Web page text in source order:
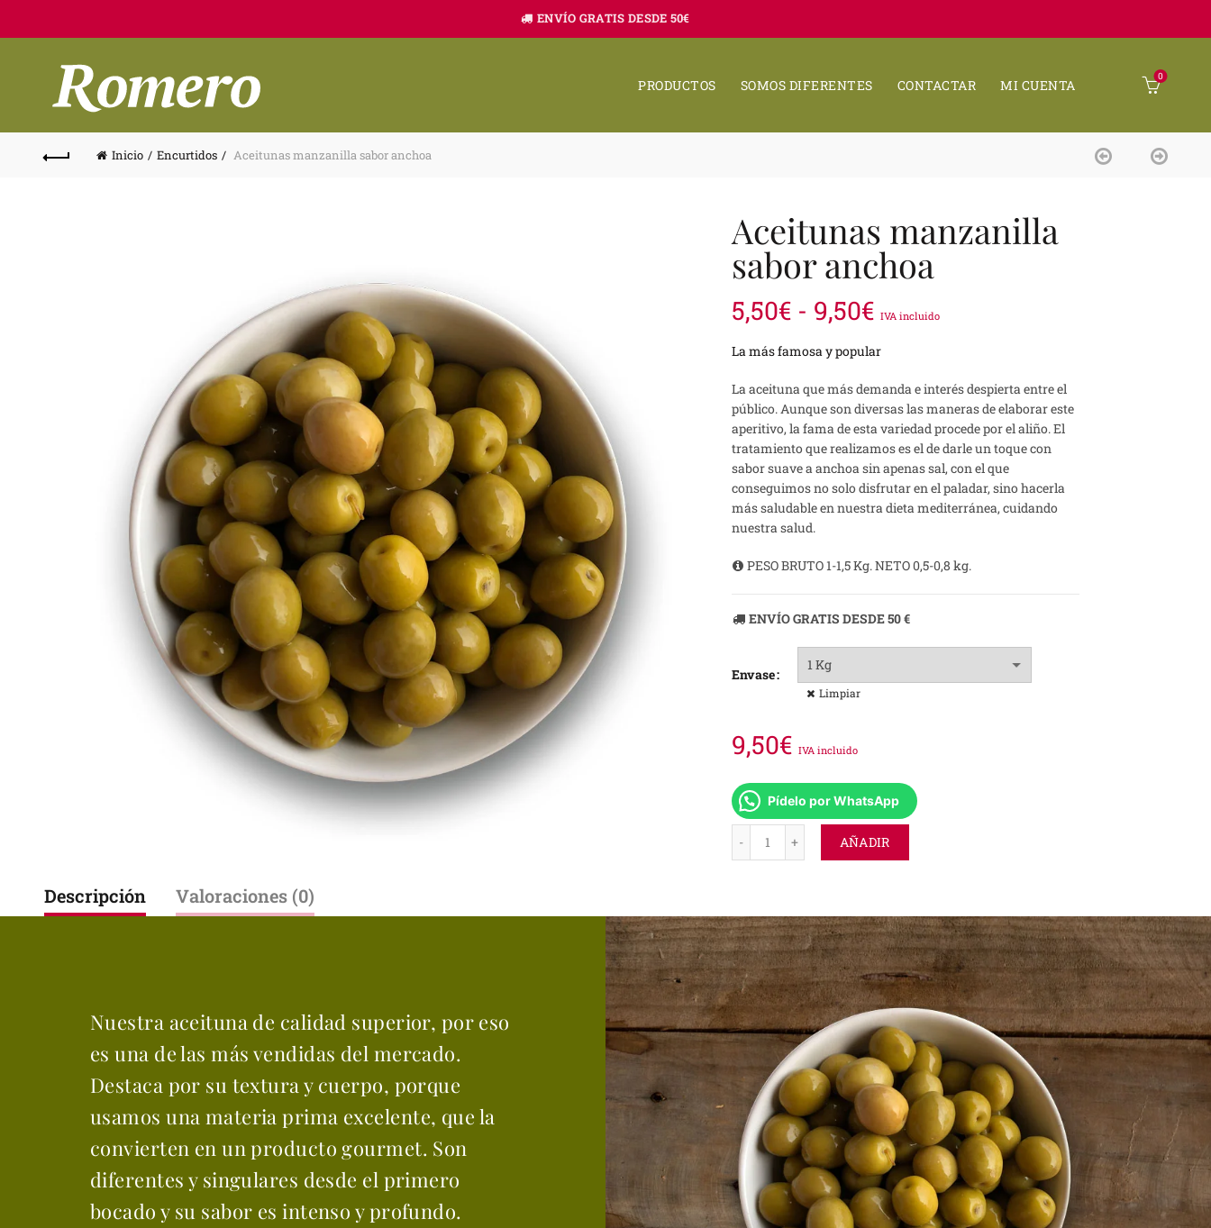
ENVÍO GRATIS DESDE 50€
PRODUCTOS SOMOS DIFERENTES CONTACTAR MI CUENTA
0
Inicio Encurtidos Aceitunas manzanilla sabor anchoa
Aceitunas manzanilla
sabor anchoa
5,50€ - 9,50€Rango
de
precios:
desde
5,50€
hasta
IVA incluido
La más famosa y popular
La aceituna que más demanda e interés despierta entre el
público. Aunque son diversas las maneras de elaborar este
aperitivo, la fama de esta variedad procede por el aliño. El
tratamiento que realizamos es el de darle un toque con
sabor suave a anchoa sin apenas sal, con el que
conseguimos no solo disfrutar en el paladar, sino hacerla
más saludable en nuestra dieta mediterránea, cuidando
nuestra salud.
PESO BRUTO 1-1,5 Kg. NETO 0,5-0,8 kg.
ENVÍO GRATIS DESDE 50 €
Envase
Limpiar
9,50€ IVA incluido
Pídelo por WhatsApp
AÑADIR
Descripción Valoraciones (0)
Nuestra aceituna de calidad superior, por eso
es una de las más vendidas del mercado.
Destaca por su textura y cuerpo, porque
usamos una materia prima excelente, que la
convierten en un producto gourmet. Son
diferentes y singulares desde el primero
bocado y su sabor es intenso y profundo.